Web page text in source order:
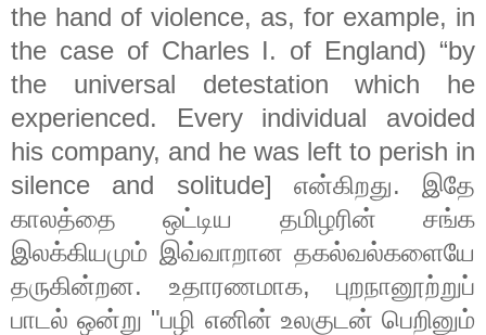
the hand of violence, as, for example, in
the case of Charles I. of England) “by
the universal detestation which he
experienced. Every individual avoided
his company, and he was left to perish in
silence and solitude] என்கிறது. இதே
காலத்தை
ஒட்டிய தமிழரின்
சங்க
இலக்கியமும் இவ்வாறான தகல்வல்களையே
தருகின்றன. உதாரணமாக, புறநானூற்றுப்
பாடல் ஒன்று "பழி எனின் உலகுடன் பெறினும்